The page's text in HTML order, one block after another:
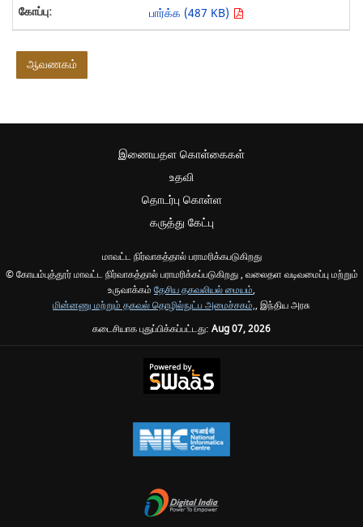
பார்க்க (487 KB)
ஆவணகம்
இணையதள கொள்கைகள்
உதவி
தொடர்பு கொள்ள
கருத்து கேட்பு
மாவட்ட நிர்வாகத்தால் பராமரிக்கபடுகிறது
© கோயம்புத்தூர் மாவட்ட நிர்வாகத்தால் பராமரிக்கப்படுகிறது , வலைதள வடிவமைப்பு மற்றும்
உருவாக்கம் தேசிய தகவலியல் மையம்,
மின்னணு மற்றும் தகவல் தொழில்நுட்ப அமைச்சகம்,, இந்திய அரசு
கடைசியாக புதுப்பிக்கப்பட்டது: Aug 07, 2026